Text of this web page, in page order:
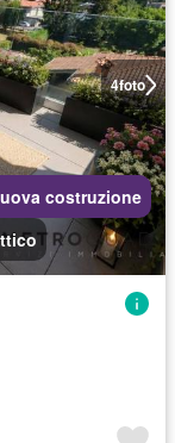
4foto
costruzione